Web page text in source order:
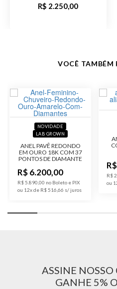
R$ 2.250,00
VOCÊ TAMBÉM
NOVIDADE
LAB GROWN
ANEL PAVÊ REDONDO
EM OURO 18K COM 37
PONTOS DE DIAMANTE
R$ 6.200,00
R$ 5.890,00 no Boleto e PIX
ou 12x de R$ 516,66
R$
ou
ASSINE
GANHE 5%